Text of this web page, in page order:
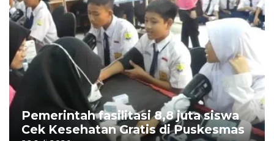
Pemerintah fasilitasi 8,8 juta siswa
Cek Kesehatan Gratis di Puskesmas